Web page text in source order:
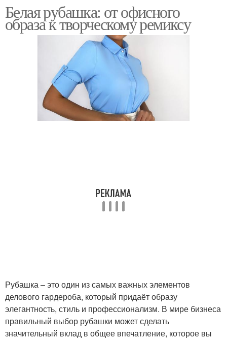
Белая рубашка: от офисного
образа к творческому ремиксу
Рубашка – это один из самых важных элементов
делового гардероба, который придаёт образу
элегантность, стиль и профессионализм. В мире бизнеса
правильный выбор рубашки может сделать
значительный вклад в общее впечатление, которое вы